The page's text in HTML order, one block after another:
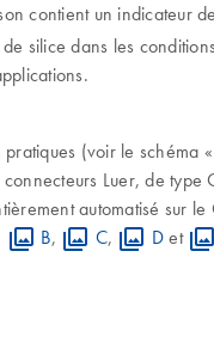
contient un indicateur
silice dans les
(voir le
Luer, de
automatisé sur
B, C, D et